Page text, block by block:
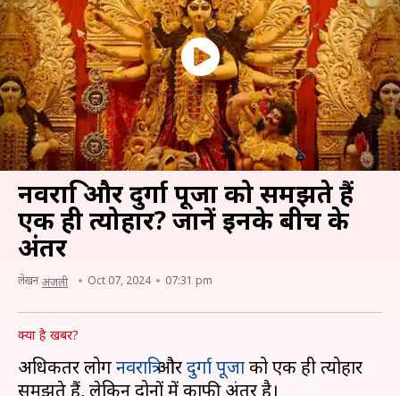
नवरात्रि और दुर्गा पूजा को समझते हैं
एक ही त्योहार? जानें इनके बीच के
अंतर
लेखन अंजली Oct 07, 2024 07:31 pm
क्या है खबर?
अधिकतर लोगनवरात्रिऔरदुर्गा पूजाको एक ही त्योहार
समझते हैं, लेकिन दोनों में काफी अंतर है।